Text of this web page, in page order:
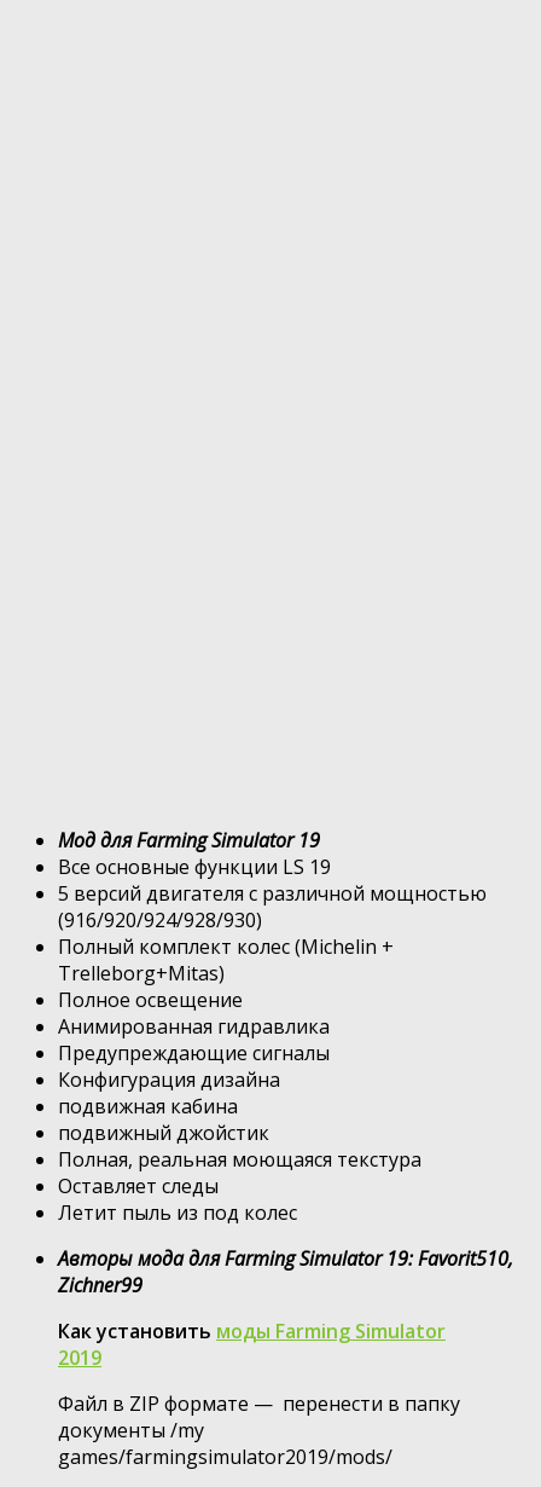
Мод для Farming Simulator 19
Все основные функции LS 19
5 версий двигателя с различной мощностью
(916/920/924/928/930)
Полный комплект колес (Michelin +
Trelleborg+Mitas)
Полное освещение
Анимированная гидравлика
Предупреждающие сигналы
Конфигурация дизайна
подвижная кабина
подвижный джойстик
Полная, реальная моющаяся текстура
Оставляет следы
Летит пыль из под колес
Авторы мода для Farming Simulator 19: Favorit510,
Zichner99
Как установить моды Farming Simulator
2019
Файл в ZIP формате — перенести в папку
документы /my
games/farmingsimulator2019/mods/